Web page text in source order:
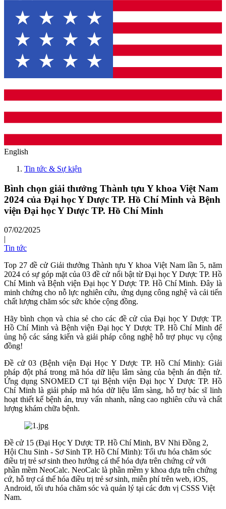
English
Tin tức & Sự kiện
Bình chọn giải thưởng Thành tựu Y khoa Việt Nam
2024 của Đại học Y Dược TP. Hồ Chí Minh và Bệnh
viện Đại học Y Dược TP. Hồ Chí Minh
07/02/2025
|
Tin tức
Top 27 đề cử Giải thưởng Thành tựu Y khoa Việt Nam lần 5, năm
2024 có sự góp mặt của 03 đề cử nổi bật từ Đại học Y Dược TP. Hồ
Chí Minh và Bệnh viện Đại học Y Dược TP. Hồ Chí Minh. Đây là
minh chứng cho nỗ lực nghiên cứu, ứng dụng công nghệ và cải tiến
chất lượng chăm sóc sức khỏe cộng đồng.
Hãy bình chọn và chia sẻ cho các đề cử của Đại học Y Dược TP.
Hồ Chí Minh và Bệnh viện Đại học Y Dược TP. Hồ Chí Minh để
ủng hộ các sáng kiến và giải pháp công nghệ hỗ trợ phục vụ cộng
đồng!
Đề cử 03 (Bệnh viện Đại Học Y Dược TP. Hồ Chí Minh): Giải
pháp đột phá trong mã hóa dữ liệu lâm sàng của bệnh án điện tử.
Ứng dụng SNOMED CT tại Bệnh viện Đại học Y Dược TP. Hồ
Chí Minh là giải pháp mã hóa dữ liệu lâm sàng, hỗ trợ bác sĩ linh
hoạt thiết kế bệnh án, truy vấn nhanh, nâng cao nghiên cứu và chất
lượng khám chữa bệnh.
Đề cử 15 (Đại Học Y Dược TP. Hồ Chí Minh, BV Nhi Đồng 2,
Hội Chu Sinh - Sơ Sinh TP. Hồ Chí Minh): Tối ưu hóa chăm sóc
điều trị trẻ sơ sinh theo hướng cá thể hóa dựa trên chứng cứ với
phần mềm NeoCalc. NeoCalc là phần mềm y khoa dựa trên chứng
cứ, hỗ trợ cá thể hóa điều trị trẻ sơ sinh, miễn phí trên web, iOS,
Android, tối ưu hóa chăm sóc và quản lý tại các đơn vị CSSS Việt
Nam.